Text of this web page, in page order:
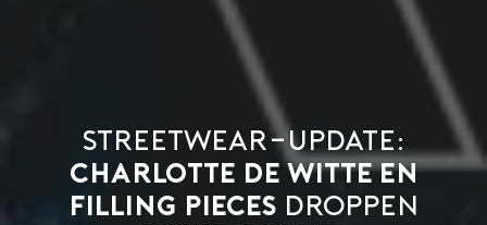
Streetwear-update:
Charlotte de Witte en
Filling Pieces droppen